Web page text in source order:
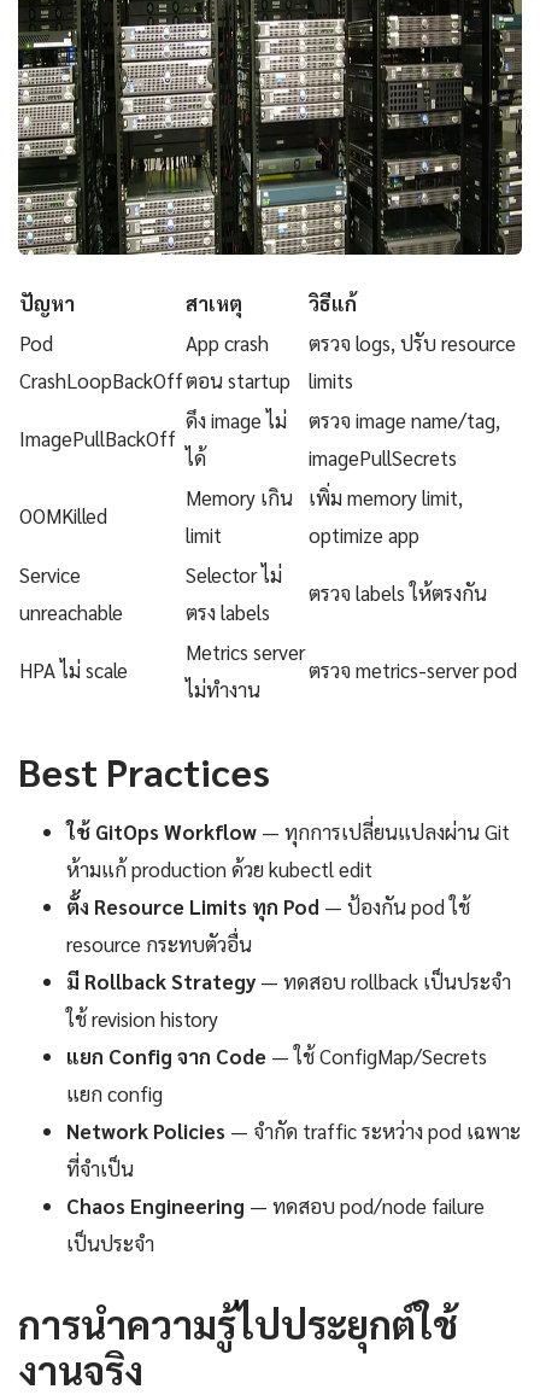
ปัญหา สาเหตุ
วิธีแก้
Pod
CrashLoopBackOff
App crash
ตอน startup
ตรวจ logs, ปรับ resource
limits
ImagePullBackOff
ดึง image ไม่
ได้
ตรวจ image name/tag,
imagePullSecrets
OOMKilled
Memory เกิน
limit
เพิ่ม memory limit,
optimize app
Service
unreachable
Selector ไม่
ตรง labels
ตรวจ labels ให้ตรงกัน
HPA ไม่ scale
Metrics server
ไม่ทำงาน
ตรวจ metrics-server pod
Best Practices
ใช้ GitOps Workflow — ทุกการเปลี่ยนแปลงผ่าน Git
ห้ามแก้ production ด้วย kubectl edit
ตั้ง Resource Limits ทุก Pod — ป้องกัน pod ใช้
resource กระทบตัวอื่น
มี Rollback Strategy — ทดสอบ rollback เป็นประจำ
ใช้ revision history
แยก Config จาก Code — ใช้ ConfigMap/Secrets
แยก config
Network Policies — จำกัด traffic ระหว่าง pod เฉพาะ
ที่จำเป็น
Chaos Engineering — ทดสอบ pod/node failure
เป็นประจำ
การนำความรู้ไปประยุกต์ใช้
งานจริง